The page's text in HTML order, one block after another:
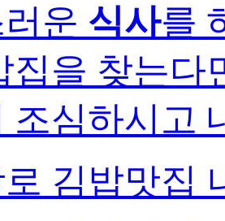
운 식사를
집을 찾는다
조심하시고
김밥맛집